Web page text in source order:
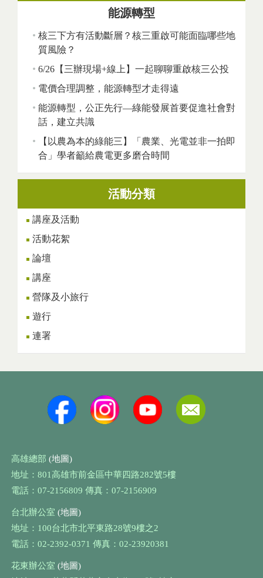
能源轉型
核三下方有活動斷層？核三重啟可能面臨哪些地
質風險？
6/26【三辦現場+線上】一起聊聊重啟核三公投
電價合理調整，能源轉型才走得遠
能源轉型，公正先行—綠能發展首要促進社會對
話，建立共識
【以農為本的綠能三】「農業、光電並非一拍即
合」學者籲給農電更多磨合時間
活動分類
講座及活動
活動花絮
論壇
講座
營隊及小旅行
遊行
連署
高雄總部 (地圖)
地址：801高雄市前金區中華四路282號5樓
電話：07-2156809 傳真：07-2156909
台北辦公室 (地圖)
地址：100台北市北平東路28號9樓之2
電話：02-2392-0371 傳真：02-23920381
花東辦公室 (地圖)